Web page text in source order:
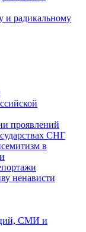
и радикальному
проявлений
СНГ
в
ненависти
СМИ и